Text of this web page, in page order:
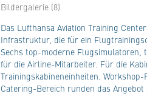
Bildergalerie (8)
Das Lufthansa Aviation Training
Infrastruktur, die für ein
Sechs top-moderne Flugsimulatoren,
für die Airline-Mitarbeiter. Für die
Trainingskabineneinheiten.
Catering-Bereich runden das